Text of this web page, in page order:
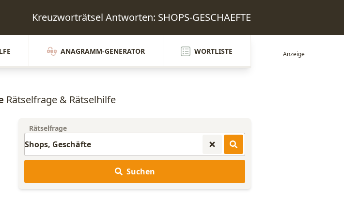
Kreuzworträtsel Antworten: SHOPS-GESCHAEFTE
ANAGRAMM-GENERATOR WORTLISTE
Rätselfrage & Rätselhilfe
Rätselfrage
Suchen